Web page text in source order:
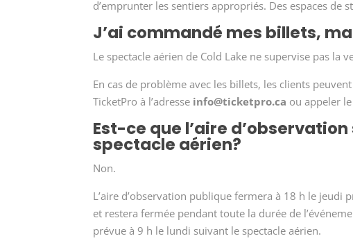
d’emprunter les sentiers appropriés. Des espaces de
J’ai commandé mes billets,
Le spectacle aérien de Cold Lake ne supervise pas la
En cas de problème avec les billets, les clients
TicketPro à l’adresse info@ticketpro.ca ou appeler
Est-ce que l’aire
spectacle aérien?
Non.
L’aire d’observation publique fermera à 18 h le jeudi
et restera fermée pendant toute la durée de
prévue à 9 h le lundi suivant le spectacle aérien.